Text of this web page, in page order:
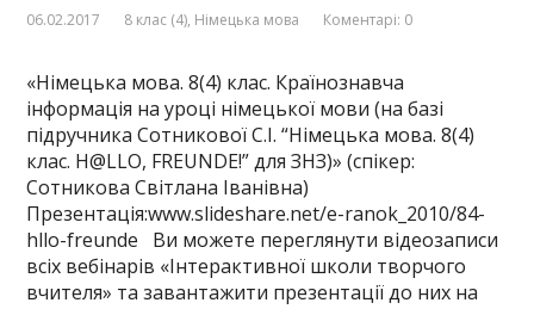
06.02.2017 8 клас (4), Німецька мова Коментарі: 0
«Німецька мова. 8(4) клас. Країнознавча
інформація на уроці німецької мови (на базі
підручника Сотникової С.І. “Німецька мова. 8(4)
клас. H@LLO, FREUNDE!” для ЗНЗ)» (спікер:
Сотникова Світлана Іванівна)
Презентація:www.slideshare.net/e-ranok_2010/84-
hllo-freunde Ви можете переглянути відеозаписи
всіх вебінарів «Інтерактивної школи творчого
вчителя» та завантажити презентації до них на